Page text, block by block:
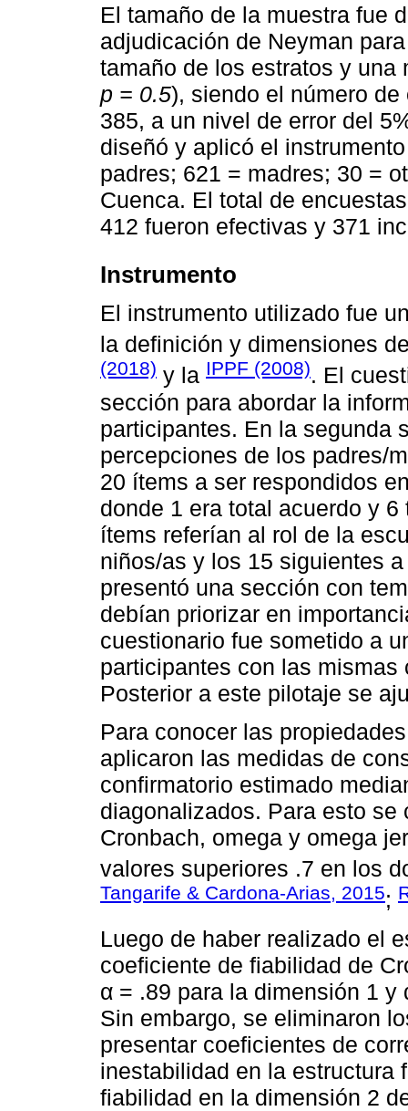
El tamaño de la muestra fue
adjudicación de Neyman
tamaño de los estratos y una
p = 0.5), siendo el número
385, a un nivel de error del
diseñó y aplicó el
padres; 621 = madres; 30 =
Cuenca. El total de
412 fueron efectivas y 371
Instrumento
El instrumento utilizado fue
la definición y dimensiones
(2018) y la IPPF (2008). El
sección para abordar la
participantes. En la segunda
percepciones de los padres/
20 ítems a ser respondidos
donde 1 era total acuerdo y
ítems referían al rol de la
niños/as y los 15 siguientes
presentó una sección con
debían priorizar en
cuestionario fue sometido a
participantes con las
Posterior a este pilotaje se
Para conocer las
aplicaron las medidas de
confirmatorio estimado
diagonalizados. Para esto
Cronbach, omega y omega
valores superiores .7 en los
Tangarife & Cardona-Arias, 2015;
Luego de haber realizado el
coeficiente de fiabilidad de
α = .89 para la dimensión 1
Sin embargo, se eliminaron
presentar coeficientes de
inestabilidad en la estructura
fiabilidad en la dimensión 2